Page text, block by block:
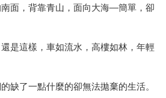
面，背靠青山，面向大海—簡單，卻
是這樣，車如流水，高樓如林，年輕
缺了一點什麼的卻無法拋棄的生活。